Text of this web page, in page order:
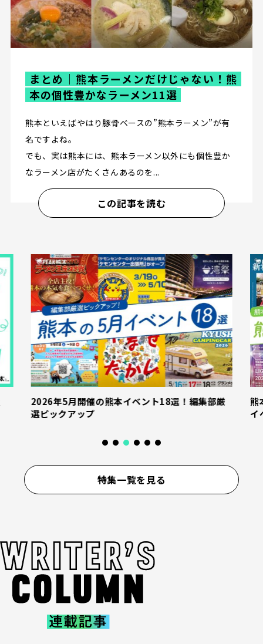
まとめ｜熊本ラーメンだけじゃない！熊
本の個性豊かなラーメン11選
熊本といえばやはり豚骨ベースの”熊本ラーメン”が有
名ですよね。
でも、実は熊本には、熊本ラーメン以外にも個性豊か
なラーメン店がたくさんあるのを...
この記事を読む
2026年5月開催の熊本イベント18選！編集部厳
選ピックアップ
熊
イ
特集一覧を見る